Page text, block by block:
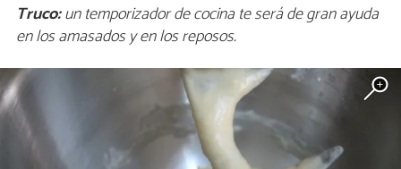
Truco:un temporizador de cocina te será de gran ayuda
en los amasados y en los reposos.